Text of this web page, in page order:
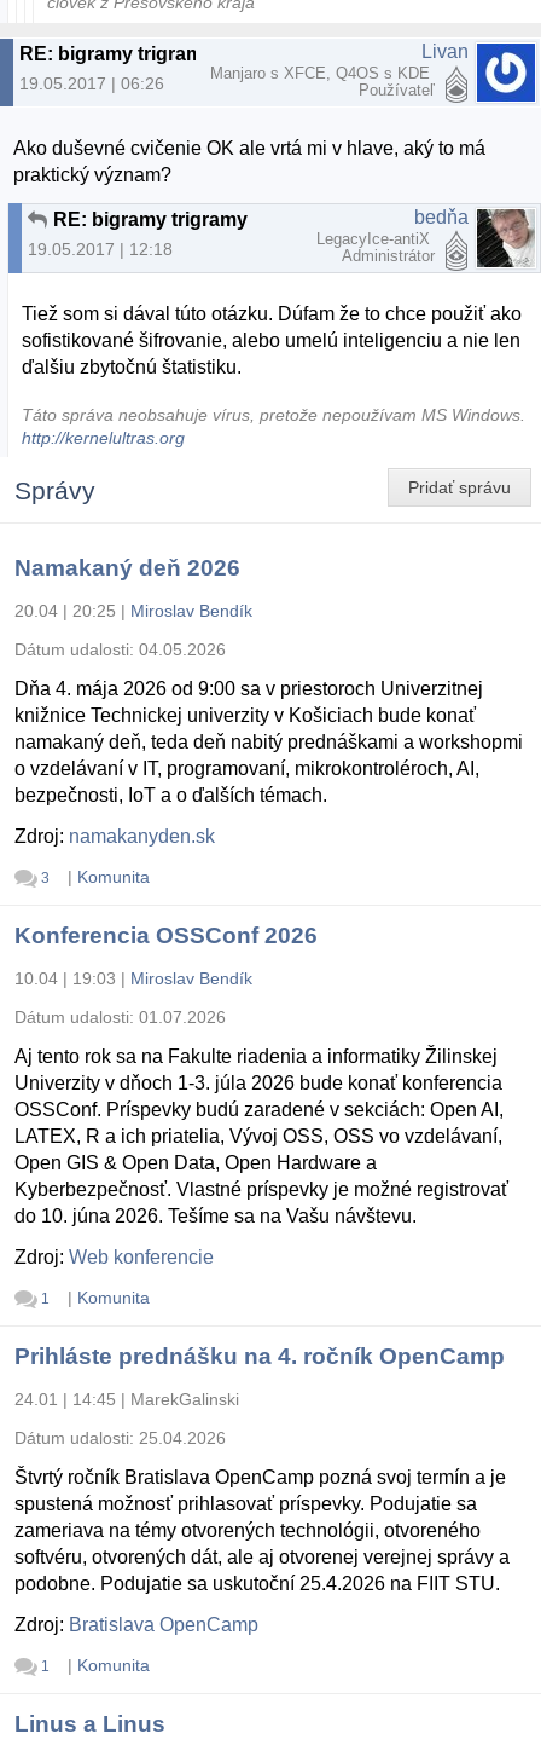
RE: bigramy trigramy
19.05.2017 | 06:26
Livan
Manjaro s XFCE, Q4OS s KDE
Používateľ
Ako duševné cvičenie OK ale vrtá mi v hlave, aký to má
praktický význam?
RE: bigramy trigramy
19.05.2017 | 12:18
bedňa
LegacyIce-antiX
Administrátor
Tiež som si dával túto otázku. Dúfam že to chce použiť ako
sofistikované šifrovanie, alebo umelú inteligenciu a nie len
ďalšiu zbytočnú štatistiku.
Táto správa neobsahuje vírus, pretože nepoužívam MS Windows.
http://kernelultras.org
Pridať správu
Správy
Namakaný deň 2026
20.04 | 20:25 | Miroslav Bendík
Dátum udalosti: 04.05.2026
Dňa 4. mája 2026 od 9:00 sa v priestoroch Univerzitnej
knižnice Technickej univerzity v Košiciach bude konať
namakaný deň, teda deň nabitý prednáškami a workshopmi
o vzdelávaní v IT, programovaní, mikrokontroléroch, AI,
bezpečnosti, IoT a o ďalších témach.
Zdroj: namakanyden.sk
3 | Komunita
Konferencia OSSConf 2026
10.04 | 19:03 | Miroslav Bendík
Dátum udalosti: 01.07.2026
Aj tento rok sa na Fakulte riadenia a informatiky Žilinskej
Univerzity v dňoch 1-3. júla 2026 bude konať konferencia
OSSConf. Príspevky budú zaradené v sekciách: Open AI,
LATEX, R a ich priatelia, Vývoj OSS, OSS vo vzdelávaní,
Open GIS & Open Data, Open Hardware a
Kyberbezpečnosť. Vlastné príspevky je možné registrovať
do 10. júna 2026. Tešíme sa na Vašu návštevu.
Zdroj: Web konferencie
1 | Komunita
Prihláste prednášku na 4. ročník OpenCamp
24.01 | 14:45 | MarekGalinski
Dátum udalosti: 25.04.2026
Štvrtý ročník Bratislava OpenCamp pozná svoj termín a je
spustená možnosť prihlasovať príspevky. Podujatie sa
zameriava na témy otvorených technológii, otvoreného
softvéru, otvorených dát, ale aj otvorenej verejnej správy a
podobne. Podujatie sa uskutoční 25.4.2026 na FIIT STU.
Zdroj: Bratislava OpenCamp
1 | Komunita
Linus a Linus